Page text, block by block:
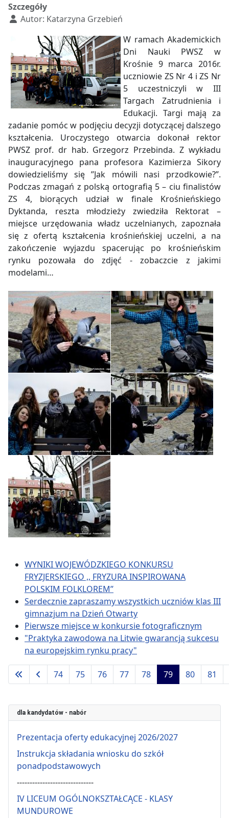
Szczegóły
Autor: Katarzyna Grzebień
W ramach Akademickich
Dni Nauki PWSZ w
Krośnie 9 marca 2016r.
uczniowie ZS Nr 4 i ZS Nr
5 uczestniczyli w III
Targach Zatrudnienia i
Edukacji. Targi mają za
zadanie pomóc w podjęciu decyzji dotyczącej dalszego
kształcenia. Uroczystego otwarcia dokonał rektor
PWSZ prof. dr hab. Grzegorz Przebinda. Z wykładu
inauguracyjnego pana profesora Kazimierza Sikory
dowiedzieliśmy się ’’Jak mówili nasi przodkowie?”.
Podczas zmagań z polską ortografią 5 – ciu finalistów
ZS 4, biorących udział w finale Krośnieńskiego
Dyktanda, reszta młodzieży zwiedziła Rektorat –
miejsce urzędowania władz uczelnianych, zapoznała
się z ofertą kształcenia krośnieńskiej uczelni, a na
zakończenie wyjazdu spacerując po krośnieńskim
rynku pozowała do zdjęć - zobaczcie z jakimi
modelami…
WYNIKI WOJEWÓDZKIEGO KONKURSU
FRYZJERSKIEGO ,, FRYZURA INSPIROWANA
POLSKIM FOLKLOREM’’
Serdecznie zapraszamy wszystkich uczniów klas III
gimnazjum na Dzień Otwarty
Pierwsze miejsce w konkursie fotograficznym
"Praktyka zawodowa na Litwie gwarancją sukcesu
na europejskim rynku pracy"
Strona 79 z 94
74 75 76 77 78 79 80 81
dla kandydatów - nabór
Prezentacja oferty edukacyjnej 2026/2027
Instrukcja składania wniosku do szkół
ponadpodstawowych
------------------------------
IV LICEUM OGÓLNOKSZTAŁCĄCE - KLASY
MUNDUROWE